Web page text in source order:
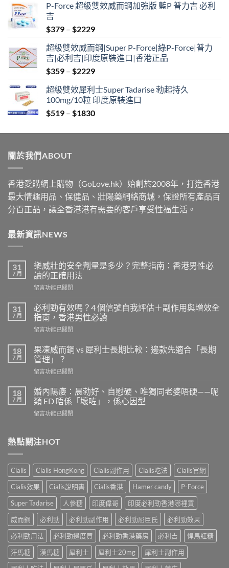
P-Force 超級雙效威而鋼加強版 藍P 普力吉 必利
吉
$379 – $2229Price
$379
through
$2229
超級雙效威而鋼|Super P-Force|綠P-Force|普力
吉|必利吉|印度原裝進口|香港正品
$359 – $2229Price
$359
through
$2229
超級雙效犀利士Super Tadarise 勃起持久
100mg/10粒 印度原裝進口
$519 – $1830Price
$519
關於我們ABOUT
香港愛購網上購物（GoLove.hk）始創於2008年，打造香港
最大情趣用品、保健品、壯陽藥網絡商城，保證所有產品百
分百正品，讓全香港港有需要的客戶享受性福生活。
最新資訊NEWS
31
7 月
樂威壯的安全劑量是多少？完整指南：香港男性必
讀的正確用法
在
威
壯
的
安
劑
量
是
多
完
整
南：
男
讀
的
正
確
用
法〉
留言功能已關閉
31
7 月
必利勁有效嗎？4 個信號自我評估＋副作用與增效全
指南，香港男性必讀
在
利
勁
有
效
4
個
信
號
評
副
作
用
與
增
效
指
南，
香
男
留言功能已關閉
18
7 月
果凍威而鋼 vs 犀利士長期比較：邊款先適合「長期
管理」？
在
凍
威
而
鋼
利
期
比
較：
邊
款
先
合
「長
期
理」？〉
留言功能已關閉
18
7 月
婚內陽痿：晨勃好、自慰硬、唯獨同老婆唔硬——呢
類 ED 唔係「壞咗」，係心因型
在
陽
痿：
勃
好、
自
慰
硬、
唯
同
老
婆
硬
留言功能已關閉
熱點關注HOT
Cialis Cialis HongKong Cialis副作用 Cialis吃法
Cialis官網
Cialis效果
Cialis說明書 Cialis香港 Hamer candy
P-Force
Super Tadarise
人參糖 印度偉哥
印度必利勁香港哪裡買
威而鋼
必利勁 必利勁副作用 必利勁屈臣氏
必利勁效果
必利勁用法
必利勁邊度買 必利勁香港藥房 必利吉
悍馬紅糖
汗馬糖
漢馬糖 犀利士 犀利士20mg
犀利士副作用